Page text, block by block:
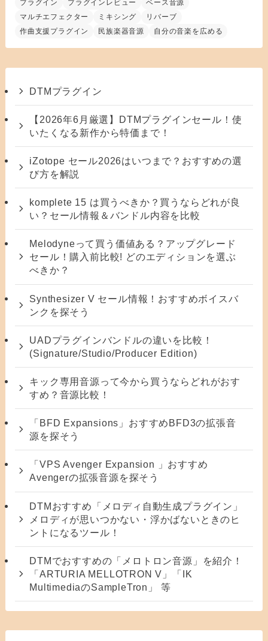
プラグイン プラグインレビュー
ベース音源
マルチエフェクター
ミキシング
リバーブ
作曲支援プラグイン
民族楽器音源 自分の音楽を広める
DTMプラグイン
【2026年6月厳選】DTMプラグインセール！使
いたくなる新作から特価まで！
iZotope セール2026はいつまで？おすすめの選
び方を解説
komplete 15 は買うべきか？買うならどれが良
い？セール情報＆バンドル内容を比較
Melodyneって買う価値ある？アップグレード
セール！購入前比較! どのエディションを選ぶ
べきか？
Synthesizer V セール情報！おすすめボイスバ
ンクを探そう
UADプラグインバンドルの違いを比較！
(Signature/Studio/Producer Edition)
キック専用音源って今から買うならどれがおす
すめ？音源比較！
「BFD Expansions」おすすめBFD3の拡張音
源を探そう
「VPS Avenger Expansion 」おすすめ
Avengerの拡張音源を探そう
DTMおすすめ「メロディ自動生成プラグイン」
メロディが思いつかない・浮かばないときのヒ
ントになるツール！
DTMでおすすめの「メロトロン音源」を紹介！
「ARTURIA MELLOTRON V」「IK
MultimediaのSampleTron」 等